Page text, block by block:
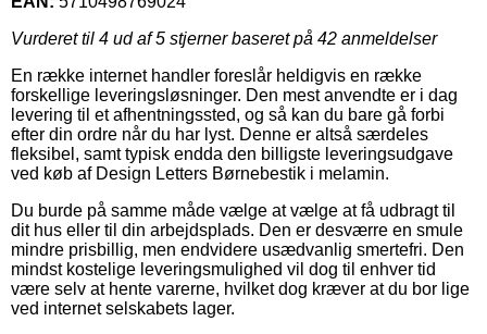
Vurderet til 4 ud af 5 stjerner baseret på 42 anmeldelser
En række internet handler foreslår heldigvis en række
forskellige leveringsløsninger. Den mest anvendte er i dag
levering til et afhentningssted, og så kan du bare gå forbi
efter din ordre når du har lyst. Denne er altså særdeles
fleksibel, samt typisk endda den billigste leveringsudgave
ved køb af Design Letters Børnebestik i melamin.
Du burde på samme måde vælge at vælge at få udbragt til
dit hus eller til din arbejdsplads. Den er desværre en smule
mindre prisbillig, men endvidere usædvanlig smertefri. Den
mindst kostelige leveringsmulighed vil dog til enhver tid
være selv at hente varerne, hvilket dog kræver at du bor lige
ved internet selskabets lager.